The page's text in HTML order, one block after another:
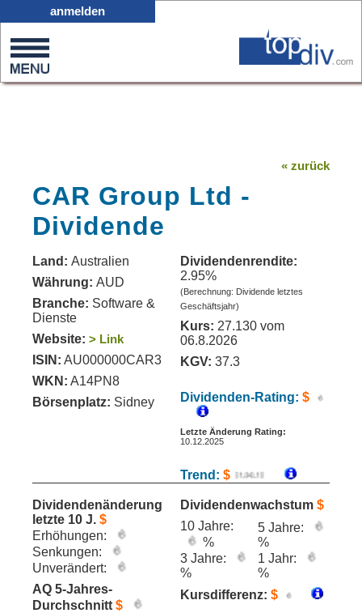
0
on
anmelden
« zurück
CAR Group Ltd -
Dividende
Land: Australien
Währung: AUD
Branche: Software &
Dienste
Website: > Link
ISIN: AU000000CAR3
WKN: A14PN8
Börsenplatz: Sidney
Dividendenrendite:
2.95%
(Berechnung: Dividende letztes
Geschäftsjahr)
Kurs: 27.130 vom
06.8.2026
KGV: 37.3
Dividenden-Rating: $
Letzte Änderung Rating:
10.12.2025
Trend: $
Dividendenänderung
letzte 10 J. $
Erhöhungen:
Senkungen:
Unverändert:
AQ 5-Jahres-
Durchschnitt $
Dividendenwachstum $
10 Jahre:
%
5 Jahre:
%
3 Jahre:
%
1 Jahr:
%
Kursdifferenz: $